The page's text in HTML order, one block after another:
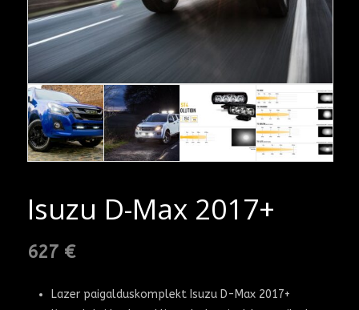
Isuzu D-Max 2017+
627 €
Lazer paigalduskomplekt Isuzu D-Max 2017+